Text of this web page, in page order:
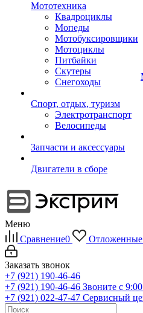
Мототехника
Квадроциклы
Мопеды
Мотобуксировщики
Мотоциклы
Питбайки
Скутеры
Снегоходы
Спорт, отдых, туризм
Электротранспорт
Велосипеды
Запчасти и аксессуары
Двигатели в сборе
Меню
Сравнение0 Отложенные
Заказать звонок
+7 (921) 190-46-46
+7 (921) 190-46-46 Звоните с
+7 (921) 022-47-47 Сервисный